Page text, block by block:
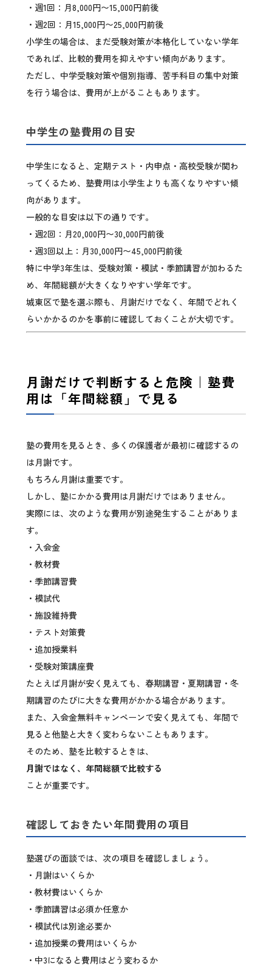
・週1回：月8,000円〜15,000円前後
・週2回：月15,000円〜25,000円前後
小学生の場合は、まだ受験対策が本格化していない学年
であれば、比較的費用を抑えやすい傾向があります。
ただし、中学受験対策や個別指導、苦手科目の集中対策
を行う場合は、費用が上がることもあります。
中学生の塾費用の目安
中学生になると、定期テスト・内申点・高校受験が関わ
ってくるため、塾費用は小学生よりも高くなりやすい傾
向があります。
一般的な目安は以下の通りです。
・週2回：月20,000円〜30,000円前後
・週3回以上：月30,000円〜45,000円前後
特に中学3年生は、受験対策・模試・季節講習が加わるた
め、年間総額が大きくなりやすい学年です。
城東区で塾を選ぶ際も、月謝だけでなく、年間でどれく
らいかかるのかを事前に確認しておくことが大切です。
月謝だけで判断すると危険｜塾費
用は「年間総額」で見る
塾の費用を見るとき、多くの保護者が最初に確認するの
は月謝です。
もちろん月謝は重要です。
しかし、塾にかかる費用は月謝だけではありません。
実際には、次のような費用が別途発生することがありま
す。
・入会金
・教材費
・季節講習費
・模試代
・施設維持費
・テスト対策費
・追加授業料
・受験対策講座費
たとえば月謝が安く見えても、春期講習・夏期講習・冬
期講習のたびに大きな費用がかかる場合があります。
また、入会金無料キャンペーンで安く見えても、年間で
見ると他塾と大きく変わらないこともあります。
そのため、塾を比較するときは、
月謝ではなく、年間総額で比較する
ことが重要です。
確認しておきたい年間費用の項目
塾選びの面談では、次の項目を確認しましょう。
・月謝はいくらか
・教材費はいくらか
・季節講習は必須か任意か
・模試代は別途必要か
・追加授業の費用はいくらか
・中3になると費用はどう変わるか